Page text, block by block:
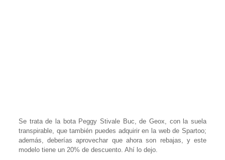
Se trata de la bota Peggy Stivale Buc, de Geox, con la suela
transpirable, que también puedes adquirir en la web de Spartoo;
además, deberías aprovechar que ahora son rebajas, y este
modelo tiene un 20% de descuento. Ahí lo dejo.